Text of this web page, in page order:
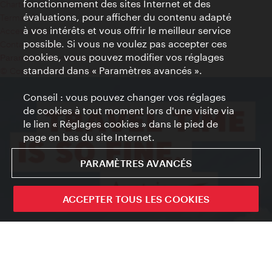
Charte sur le respect de la vie privée
Terms of Use
Accessibilité
Contact presse
Paramètres de cookies
© Copyright WienTourismus
fonctionnement des sites Internet et des
évaluations, pour afficher du contenu adapté
à vos intérêts et vous offrir le meilleur service
possible. Si vous ne voulez pas accepter ces
cookies, vous pouvez modifier vos réglages
standard dans « Paramètres avancés ».
Conseil : vous pouvez changer vos réglages
de cookies à tout moment lors d'une visite via
le lien « Réglages cookies » dans le pied de
page en bas du site Internet.
PARAMÈTRES AVANCÉS
ACCEPTER TOUS LES COOKIES